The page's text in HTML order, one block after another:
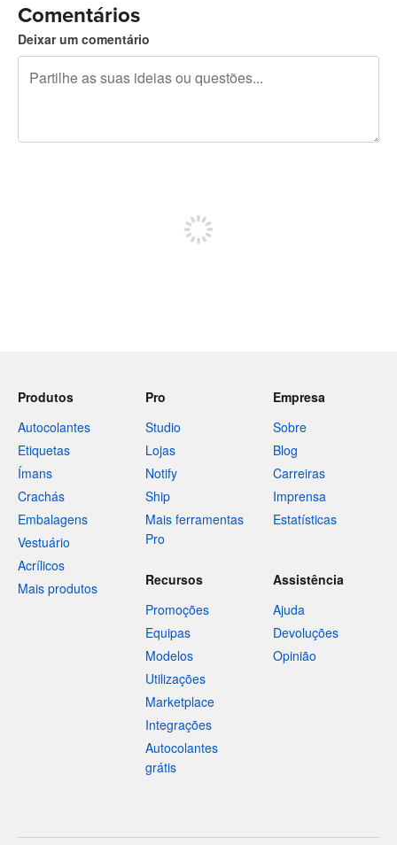
Comentários
Deixar um comentário
Produtos
Autocolantes
Etiquetas
Ímans
Crachás
Embalagens
Vestuário
Acrílicos
Mais produtos
Pro
Studio
Lojas
Notify
Ship
Mais ferramentas
Pro
Empresa
Sobre
Blog
Carreiras
Imprensa
Estatísticas
Recursos
Promoções
Equipas
Modelos
Utilizações
Marketplace
Integrações
Autocolantes
grátis
Assistência
Ajuda
Devoluções
Opinião